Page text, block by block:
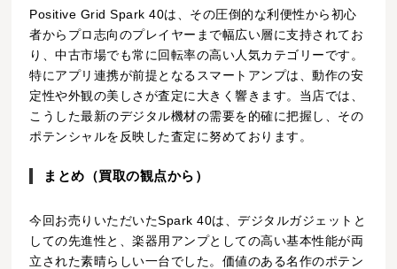
Positive Grid Spark 40は、その圧倒的な利便性から初心
者からプロ志向のプレイヤーまで幅広い層に支持されてお
り、中古市場でも常に回転率の高い人気カテゴリーです。
特にアプリ連携が前提となるスマートアンプは、動作の安
定性や外観の美しさが査定に大きく響きます。当店では、
こうした最新のデジタル機材の需要を的確に把握し、その
ポテンシャルを反映した査定に努めております。
まとめ（買取の観点から）
今回お売りいただいたSpark 40は、デジタルガジェットと
しての先進性と、楽器用アンプとしての高い基本性能が両
立された素晴らしい一台でした。価値のある名作のポテン